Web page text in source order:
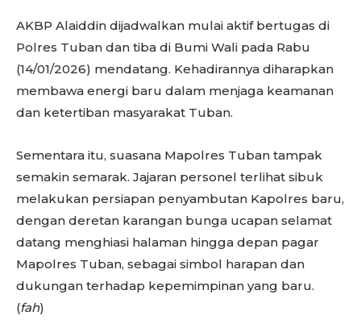
AKBP Alaiddin dijadwalkan mulai aktif bertugas di
Polres Tuban dan tiba di Bumi Wali pada Rabu
(14/01/2026) mendatang. Kehadirannya diharapkan
membawa energi baru dalam menjaga keamanan
dan ketertiban masyarakat Tuban.
Sementara itu, suasana Mapolres Tuban tampak
semakin semarak. Jajaran personel terlihat sibuk
melakukan persiapan penyambutan Kapolres baru,
dengan deretan karangan bunga ucapan selamat
datang menghiasi halaman hingga depan pagar
Mapolres Tuban, sebagai simbol harapan dan
dukungan terhadap kepemimpinan yang baru.
(fah)